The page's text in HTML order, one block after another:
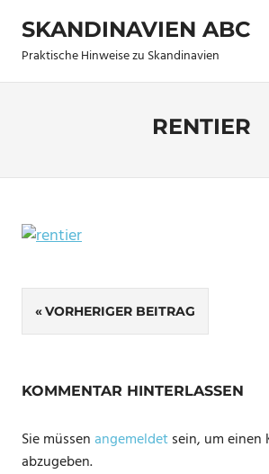
Inhalt
springen
SKANDINAVIEN ABC
Praktische Hinweise zu Skandinavien
RENTIER
Beitragsnavigation
VORHERIGER BEITRAG
KOMMENTAR HINTERLASSEN
Sie müssenangemeldetsein, um einen
abzugeben.